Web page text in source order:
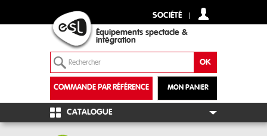
SOCIÉTÉ
Équipements spectacle &
intégration
MON PANIER
COMMANDE PAR RÉFÉRENCE
+
CATALOGUE